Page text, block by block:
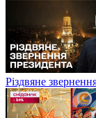
Різдвяне